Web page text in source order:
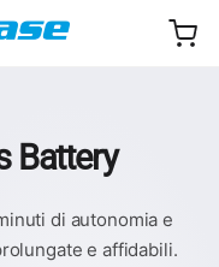
Battery
di autonomia e
e affidabili.